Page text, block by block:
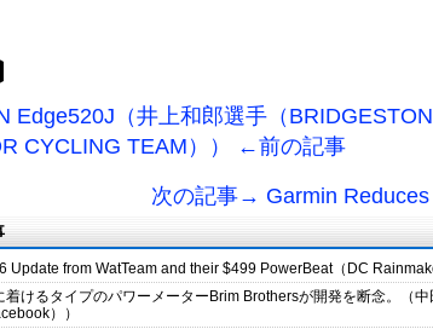
Edge520J（井上和郎選手（
CYCLING TEAM）） ←前の記事
次の記事→ Garmin Reduces
Update from WatTeam and their $499 PowerBeat（DC
着けるタイプのパワーメーターBrim Brothersが開発を断念。（
））